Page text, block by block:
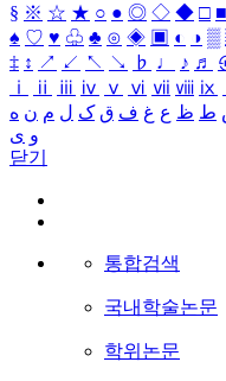
§ ※ ☆ ★ ○ ● ◎ ◇ ◆ □ ■
♠ ♡ ♥ ♧ ♣ ⊙ ◈ ▣ ◐ ◑ ▒
‡ ↕ ↗ ↙ ↖ ↘ ♭ ♩ ♪ ♬
ⅰ
ⅱ ⅲ ⅳ ⅴ ⅵ ⅶ ⅷ ⅸ
ط ظ ع غ ف ق ک ل م ن ه
و ی
닫기
통합검색
국내학술논문
학위논문